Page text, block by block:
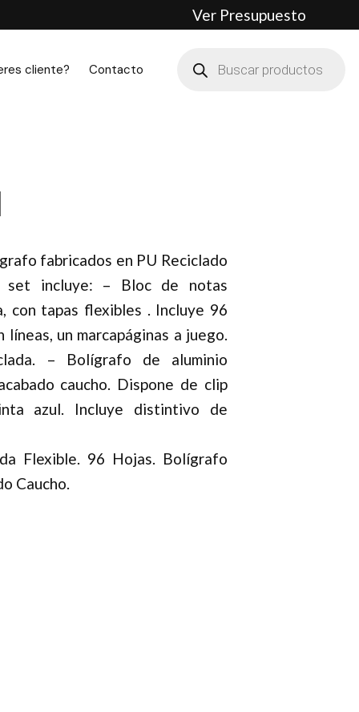
Ver Presupuesto
cliente? Contacto
de
productos
fabricados en PU Reciclado
set incluye: – Bloc de notas
con tapas flexibles . Incluye 96
un marcapáginas a juego.
– Bolígrafo de aluminio
caucho. Dispone de clip
azul. Incluye distintivo de
Flexible. 96 Hojas. Bolígrafo
Caucho.